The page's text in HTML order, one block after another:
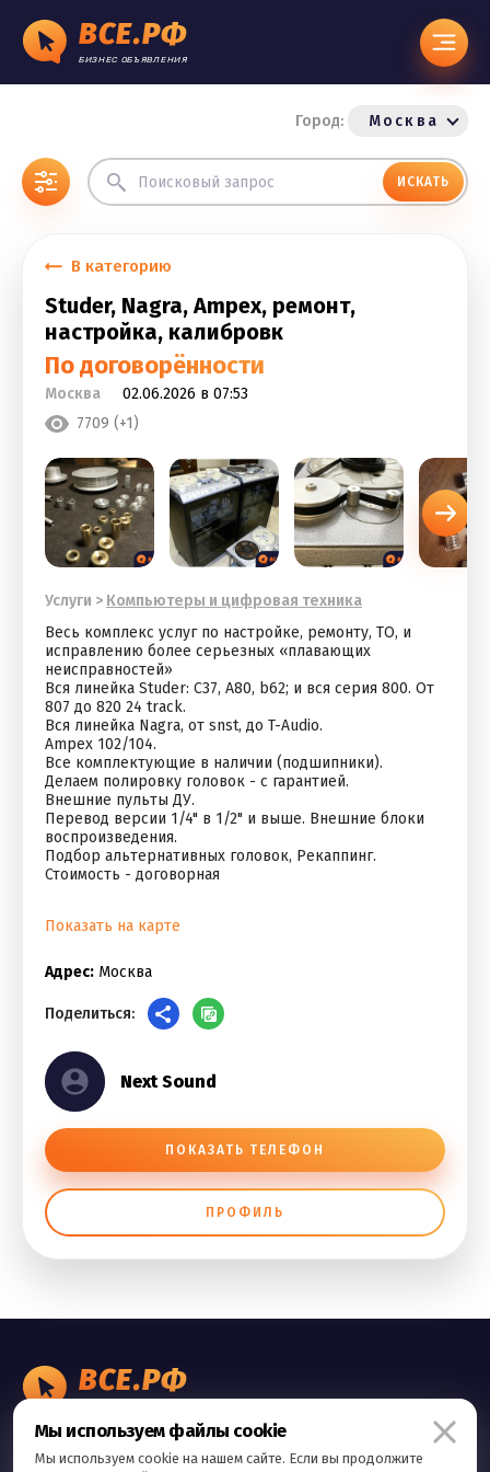
ВСЕ.РФ
БИЗНЕС ОБЪЯВЛЕНИЯ
Город: Москва
ИСКАТЬ
В категорию
Studer, Nagra, Ampex, ремонт,
настройка, калибровк
По договорённости
Москва
02.06.2026 в 07:53
7709 (+1)
Услуги > Компьютеры и цифровая техника
Весь комплекс услуг по настройке, ремонту, ТО, и
исправлению более серьезных «плавающих
неисправностей»
Вся линейка Studer: C37, A80, b62; и вся серия 800. От
807 до 820 24 track.
Вся линейка Nagra, от snst, до T-Audio.
Ampex 102/104.
Все комплектующие в наличии (подшипники).
Делаем полировку головок - с гарантией.
Внешние пульты ДУ.
Перевод версии 1/4" в 1/2" и выше. Внешние блоки
воспроизведения.
Подбор альтернативных головок, Рекаппинг.
Стоимость - договорная
Показать на карте
Адрес: Москва
Поделиться:
Next Sound
ПОКАЗАТЬ ТЕЛЕФОН
ПРОФИЛЬ
ВСЕ.РФ
Правила сервиса
Мы используем файлы cookie
Мы используем cookie на нашем сайте. Если вы продолжите